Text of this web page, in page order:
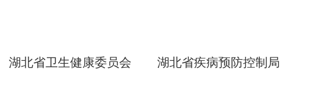
健康委员会 湖北省疾病预防控制局